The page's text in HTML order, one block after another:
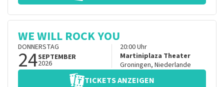
WE WILL ROCK YOU
DONNERSTAG
24SEPTEMBER
2026
20:00Uhr
Martiniplaza Theater
Groningen, Niederlande
TICKETS ANZEIGEN